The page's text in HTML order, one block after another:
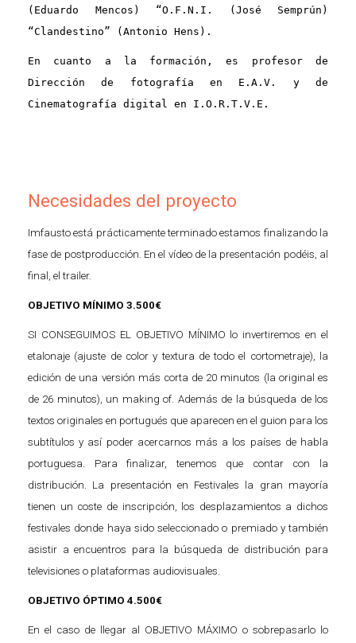
(Eduardo Mencos) “O.F.N.I. (José Semprún)
“Clandestino” (Antonio Hens).
En cuanto a la formación, es profesor de
Dirección de fotografía en E.A.V. y de
Cinematografía digital en I.O.R.T.V.E.
Necesidades del proyecto
Imfausto está prácticamente terminado estamos finalizando la
fase de postproducción. En el vídeo de la presentación podéis, al
final, el trailer.
OBJETIVO MÍNIMO 3.500€
SI CONSEGUIMOS EL OBJETIVO MÍNIMO lo invertiremos en el
etalonaje (ajuste de color y textura de todo el cortometraje), la
edición de una versión más corta de 20 minutos (la original es
de 26 minutos), un making of. Además de la búsqueda de los
textos originales en portugués que aparecen en el guion para los
subtítulos y así poder acercarnos más a los países de habla
portuguesa. Para finalizar, tenemos que contar con la
distribución. La presentación en Festivales la gran mayoría
tienen un coste de inscripción, los desplazamientos a dichos
festivales donde haya sido seleccionado o premiado y también
asistir a encuentros para la búsqueda de distribución para
televisiones o plataformas audiovisuales.
OBJETIVO ÓPTIMO 4.500€
En el caso de llegar al OBJETIVO MÁXIMO o sobrepasarlo lo